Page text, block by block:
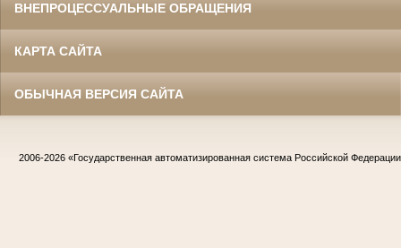
ВНЕПРОЦЕССУАЛЬНЫЕ ОБРАЩЕНИЯ
КАРТА САЙТА
ОБЫЧНАЯ ВЕРСИЯ САЙТА
2006-2026 «Государственная автоматизированная система Российской